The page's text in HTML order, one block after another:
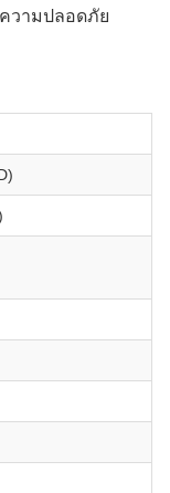
วามปลอดภัย